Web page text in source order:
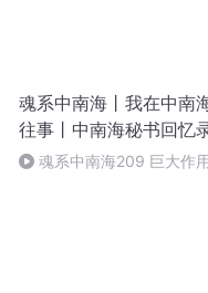
魂系中南海丨我在中南
往事丨中南海秘书回忆
中南海人物春秋丨红墙秘
魂系中南海209 巨大作